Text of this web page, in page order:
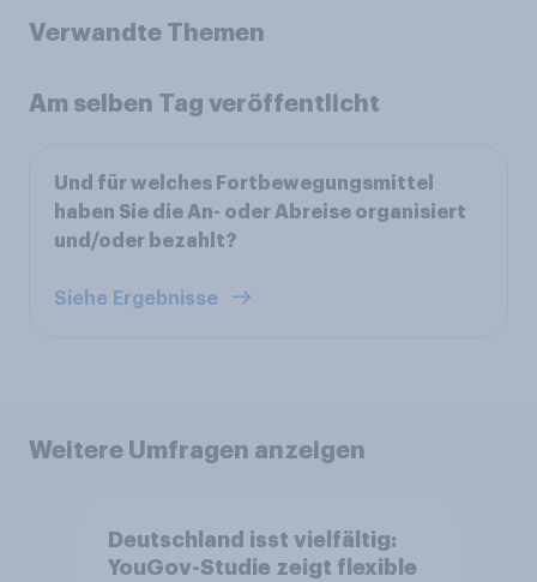
Verwandte Themen
Am selben Tag veröffentlicht
Und für welches Fortbewegungsmittel
haben Sie die An- oder Abreise organisiert
und/oder bezahlt?
Siehe Ergebnisse
Weitere Umfragen anzeigen
Deutschland isst vielfältig:
YouGov-Studie zeigt flexible